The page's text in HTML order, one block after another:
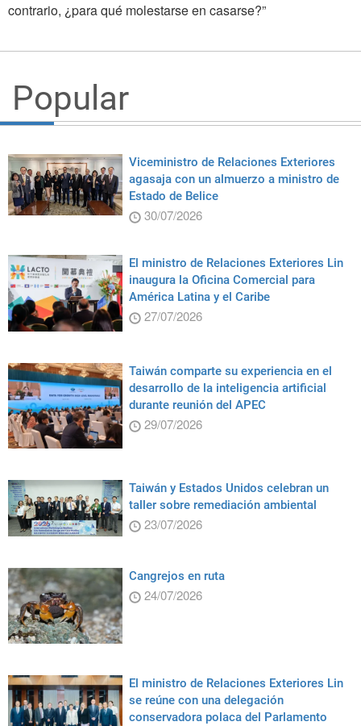
contrario, ¿para qué molestarse en casarse?”
Popular
Viceministro de Relaciones Exteriores
agasaja con un almuerzo a ministro de
Estado de Belice
30/07/2026
El ministro de Relaciones Exteriores Lin
inaugura la Oficina Comercial para
América Latina y el Caribe
27/07/2026
Taiwán comparte su experiencia en el
desarrollo de la inteligencia artificial
durante reunión del APEC
29/07/2026
Taiwán y Estados Unidos celebran un
taller sobre remediación ambiental
23/07/2026
Cangrejos en ruta
24/07/2026
El ministro de Relaciones Exteriores Lin
se reúne con una delegación
conservadora polaca del Parlamento